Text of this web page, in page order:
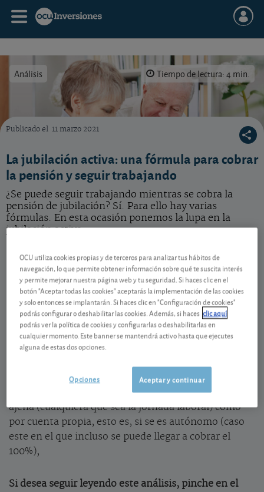
Análisis Tiempo de lectura: 4 min.
Publicado el 11 marzo 2021
La jubilación activa: una fórmula para cobrar
la pensión y seguir trabajando
¿Se puede seguir trabajando mientras se cobra la
pensión de jubilación? Sí. Para ello hay varias
fórmulas. En esta ocasión ponemos la lupa en la
jubilación activa.
Compatibilizar la jubilación y la actividad
laboral
Una de las posibilidades para compatibilizar
jubilación y actividad laboral, además p.ej. de la
ubilación parcialo laflexible(consulte nuestra
socio laboralonline) es lo que se denomina
pensión de jubilación en su modalidad contributiva
con el desempeño de un trabajo tanto por cuenta
ajena (cualquiera que sea la jornada laboral) como
por cuenta propia, esto es, si se es autónomo (caso
este en el que incluso se puede llegar a cobrar el
100%),
Si desea seguir leyendo este análisis, pinche en el
OCU utiliza cookies propias y de terceros para analizar tus hábitos de
navegación, lo que permite obtener información sobre qué te suscita interés
y permite mejorar nuestra página web y tu seguridad. Si haces clic en el
botón "Aceptar todas las cookies" aceptarás la implementación de las cookies
y solo entonces se implantarán. Si haces clic en "Configuración de cookies"
podrás configurar o deshabilitar las cookies. Además, si haces clic aquí
podrás ver la política de cookies y configurarlas o deshabilitarlas en
cualquier momento. Este banner se mantendrá activo hasta que ejecutes
alguna de estas dos opciones.
Aceptar y continuar
Opciones